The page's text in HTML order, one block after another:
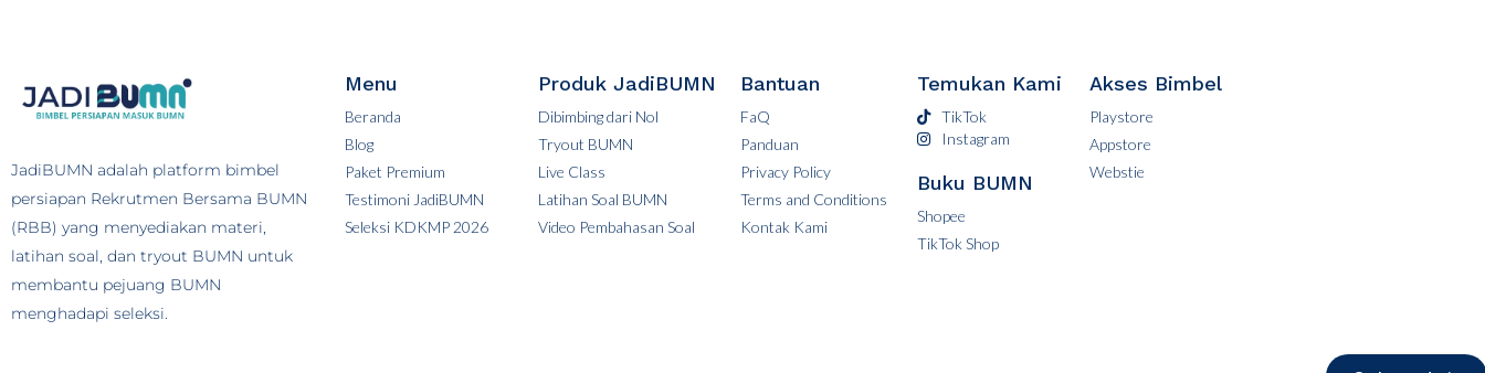
JadiBUMN adalah platform bimbel
persiapan Rekrutmen Bersama BUMN
(RBB) yang menyediakan materi,
latihan soal, dan tryout BUMN untuk
membantu pejuang BUMN
menghadapi seleksi.
Menu
Beranda
Blog
Paket Premium
Testimoni JadiBUMN
Seleksi KDKMP 2026
Produk JadiBUMN
Dibimbing dari Nol
Tryout BUMN
Live Class
Latihan Soal BUMN
Video Pembahasan Soal
Bantuan
FaQ
Panduan
Privacy Policy
Terms and Conditions
Kontak Kami
Temukan Kami
TikTok
Instagram
Buku BUMN
Shopee
TikTok Shop
Akses Bimbel
Playstore
Appstore
Webstie